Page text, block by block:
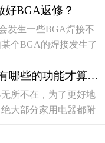
错误变得至关重要
板务必检修。那么
速发展的大都市，
流程是怎样进行的？
以分为这好几
好BGA返修？
发生一些BGA焊接不
个BGA的焊接发生了
为各位分享下PCBA
。PCBA加工做好
一、正装法（选用置
底端BGA支撑平
家用电器控制板有哪些的功能才算及格
所不在，为了更好地
大部分家用电器都附
器控制器及其两者之